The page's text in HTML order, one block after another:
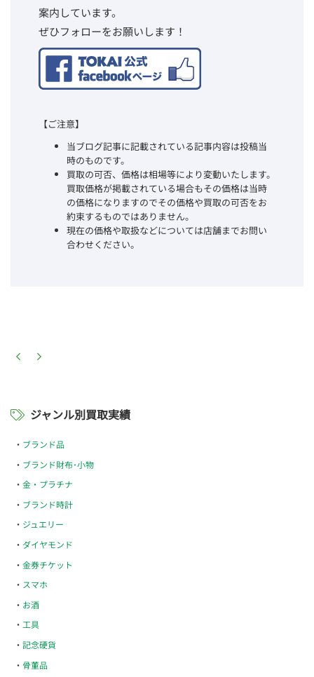
案内しています。
ぜひフォローをお願いします！
【ご注意】
当ブログ記事に記載されている記事内容は投稿当
時のものです。
買取の可否、価格は相場等により変動いたします。
買取価格が掲載されている場合もその価格は当時
の価格になりますのでその価格や買取の可否をお
約束するものではありません。
現在の価格や取扱などについては店舗までお問い
合わせください。
ジャンル別買取実績
ブランド品
ブランド財布･小物
金・プラチナ
ブランド時計
ジュエリー
ダイヤモンド
金券チケット
スマホ
お酒
工具
記念硬貨
骨董品